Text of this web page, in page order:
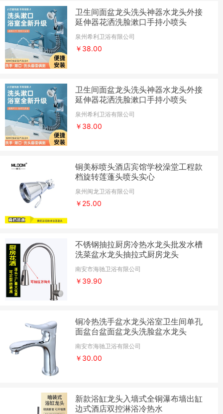
卫生间面盆龙头洗头神器水龙头外接
延伸器花洒洗脸漱口手持小喷头
泉州希利卫浴有限公司
￥38.00
卫生间面盆龙头洗头神器水龙头外接
延伸器花洒洗脸漱口手持小喷头
泉州希利卫浴有限公司
￥38.00
铜美标喷头酒店宾馆学校澡堂工程款
档旋转莲蓬头喷头实心
泉州闽龙卫浴有限公司
￥25.00
不锈钢抽拉厨房冷热水龙头批发水槽
洗菜盆水龙头抽拉式厨房龙头
南安市海驰卫浴有限公司
￥39.90
铜冷热洗手盆水龙头浴室卫生间单孔
面盆台盆面盆龙头洗脸盆水龙头
南安市海驰卫浴有限公司
￥30.00
新款浴缸龙头入墙式全铜瀑布墙出缸
边式酒店双控淋浴冷热水